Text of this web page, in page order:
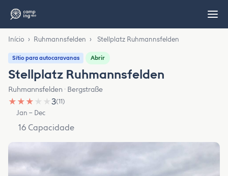
Início › Ruhmannsfelden › Stellplatz Ruhmannsfelden
Sítio para autocaravanas Abrir
Stellplatz Ruhmannsfelden
Ruhmannsfelden · Bergstraße
★ ★ ★ ★ ★3(11)
Jan – Dec
16 Capacidade